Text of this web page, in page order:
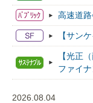
高速道
【サン
【光正
ファイナ
2026.08.04